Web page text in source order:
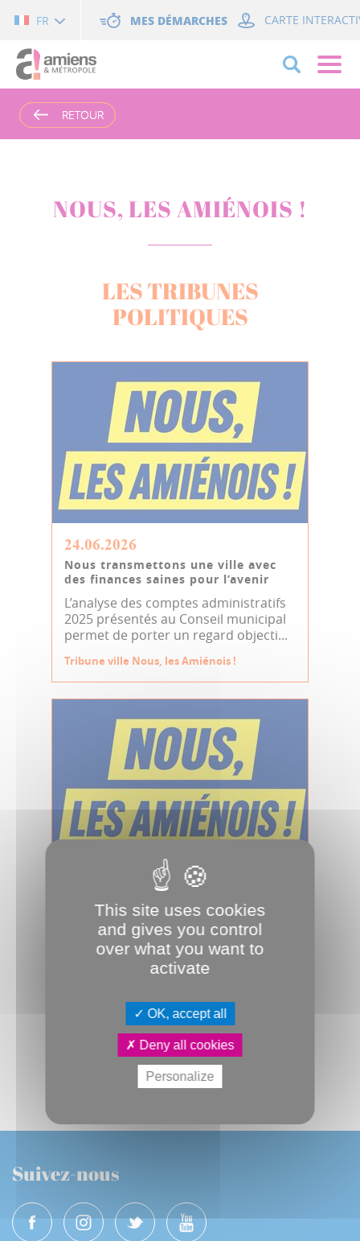
FR MES DÉMARCHES CARTE
RETOUR
RETOUR
NOUS, LES AMIÉNOIS !
LES TRIBUNES
POLITIQUES
24.06.2026
Nous transmettons une ville avec
des finances saines pour l’avenir
L’analyse des comptes administratifs
2025 présentés au Conseil municipal
permet de porter un regard objecti...
Tribune ville Nous, les Amiénois !
“Nous, les Amiénois !” : une voix
utile pour Amiens
Amiens entre dans une nouvelle
étape de son histoire municipale.
Dans ce contexte, notre groupe
Tribune ville Nous, les Amiénois !
TOUTES LES TRIBUNES DU GROUPE
Suivez-nous
This site uses cookies
and gives you control
over what you want to
activate
OK, accept all
Deny all cookies
Personalize